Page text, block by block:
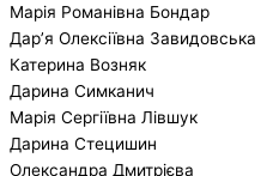
Марія Романівна Бондар
Дар’я Олексіївна Завидовська
Катерина Возняк
Дарина Симканич
Марія Сергіївна Лівшук
Дарина Стецишин
Олександра Дмитрієва